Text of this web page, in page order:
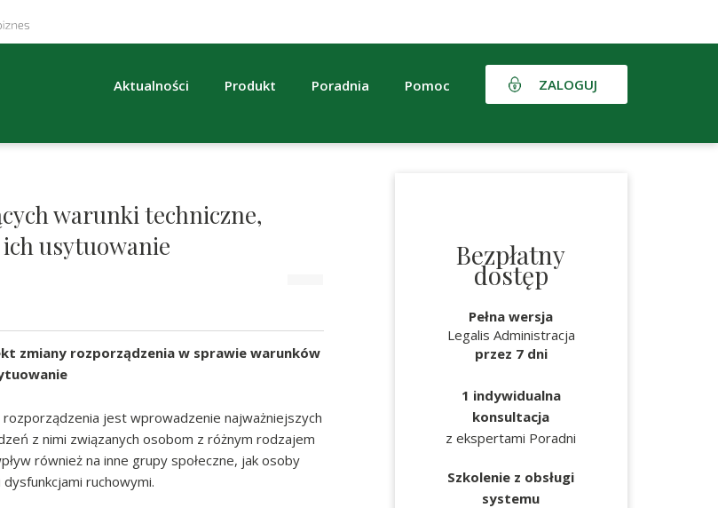
Aktualności Produkt Poradnia Pomoc ZALOGUJ
warunki techniczne,
usytuowanie
zmiany rozporządzenia w sprawie warunków
jest wprowadzenie najważniejszych
z nimi związanych osobom z różnym rodzajem
również na inne grupy społeczne, jak osoby
ruchowymi.
Bezpłatny
dostęp
Pełna wersja
Legalis Administracja
przez 7 dni
1 indywidualna
konsultacja
z ekspertami Poradni
Szkolenie z obsługi
systemu